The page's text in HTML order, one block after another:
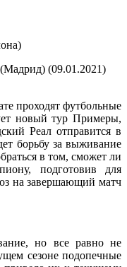
проходят футбольные
новый тур Примеры,
Реал отправится в
борьбу за выживание
в том, сможет ли
подготовив для
на завершающий матч
но все равно не
сезоне подопечные